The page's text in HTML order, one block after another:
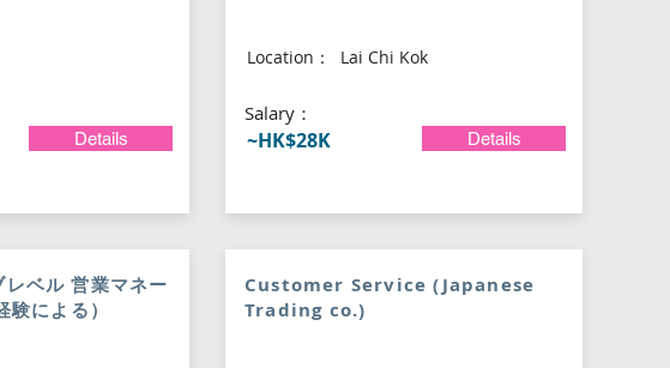
Details
ベル 営業マネー
による）
Location： Lai Chi Kok
​Salary：
~HK$28K Details
Customer Service (Japanese
Trading co.)